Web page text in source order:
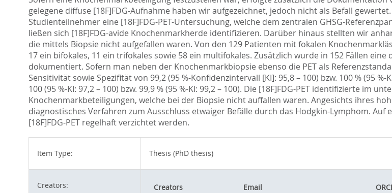
gelegene diffuse [18F]FDG-Aufnahme haben wir aufgezeichnet, jedoch nicht als Befall
Studienteilnehmer eine [18F]FDG-PET-Untersuchung, welche dem zentralen GHSG-
ließen sich [18F]FDG-avide Knochenmarkherde identifizieren. Darüber hinaus stellten wir
die mittels Biopsie nicht aufgefallen waren. Von den 129 Patienten mit fokalen
17 ein bifokales, 11 ein trifokales sowie 58 ein multifokales. Zusätzlich wurde in 152 Fällen
dokumentiert. Sofern man neben der Knochenmarkbiopsie ebenso die PET als
Sensitivität sowie Spezifität von 99,2 (95 %-Konfidenzintervall [KI]: 95,8 – 100) bzw. 100 % (95
100 (95 %-KI: 97,2 – 100) bzw. 99,9 % (95 %-KI: 99,2 – 100). Die [18F]FDG-PET identifizierte im
Knochenmarkbeteiligungen, welche bei der Biopsie nicht auffallen waren. Angesichts ihres
diagnostisches Verfahren zum Ausschluss etwaiger Befälle durch das Hodgkin-Lymphom.
[18F]FDG-PET regelhaft verzichtet werden.
Item Type: Thesis (PhD thesis)
Creators: Creators Email